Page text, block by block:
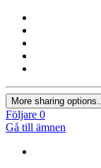
More sharing options...
Följare 0
Gå till ämnen